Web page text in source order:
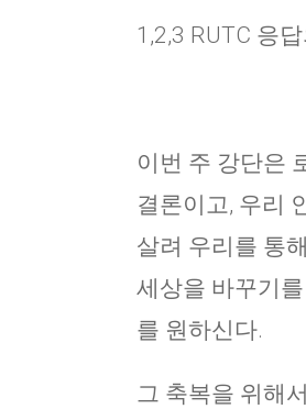
1,2,3 RUTC 응
이번 주 강단은
결론이고, 우리
살려 우리를 통
세상을 바꾸기
를 원하신다.
그 축복을 위해